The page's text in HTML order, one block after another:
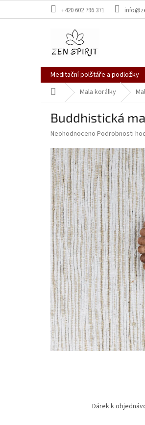
+420 602 796 371
Meditační polštáře a podložky
Domů Mala korálky
Buddhistická
Průměrné
produktu
je
0,0
z
5
hvězdiček.
Neohodnoceno Podrobnosti
Dárek k